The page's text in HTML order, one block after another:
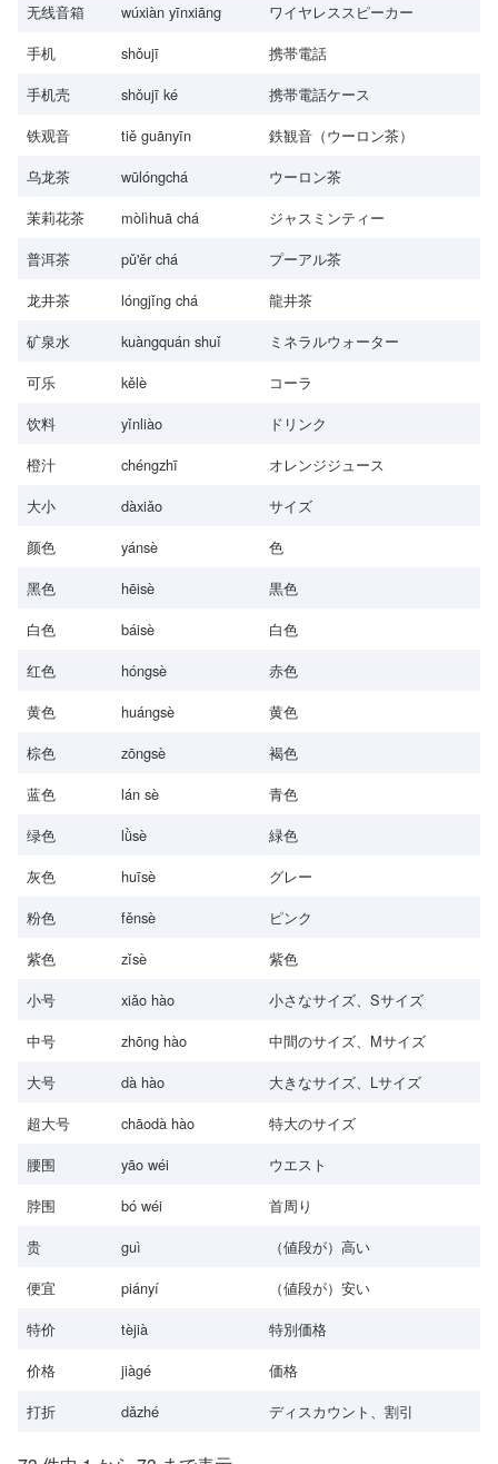
无线音箱
wúxiàn yīnxiāng
ワイヤレススピーカー
手机
shǒujī
携帯電話
手机壳
shǒujī ké
携帯電話ケース
铁观音
tiě guānyīn
鉄観音（ウーロン茶）
乌龙茶
wūlóngchá
ウーロン茶
茉莉花茶
mòlìhuā chá
ジャスミンティー
普洱茶
pǔ'ěr chá
プーアル茶
龙井茶
lóngjǐng chá
龍井茶
矿泉水
kuàngquán shuǐ
ミネラルウォーター
可乐
kělè
コーラ
饮料
yǐnliào
ドリンク
橙汁
chéngzhī
オレンジジュース
大小
dàxiǎo
サイズ
颜色
yánsè
色
黑色
hēisè
黒色
白色
báisè
白色
红色
hóngsè
赤色
黄色
huángsè
黄色
棕色
zōngsè
褐色
蓝色
lán sè
青色
绿色
lǜsè
緑色
灰色
huīsè
グレー
粉色
fěnsè
ピンク
紫色
zǐsè
紫色
小号
xiǎo hào
小さなサイズ、Sサイズ
中号
zhōng hào
中間のサイズ、Mサイズ
大号
dà hào
大きなサイズ、Lサイズ
超大号
chāodà hào
特大のサイズ
腰围
yāo wéi
ウエスト
脖围
bó wéi
首周り
贵
guì
（値段が）高い
便宜
piányí
（値段が）安い
特价
tèjià
特別価格
价格
jiàgé
価格
打折
dǎzhé ディスカウント、割引